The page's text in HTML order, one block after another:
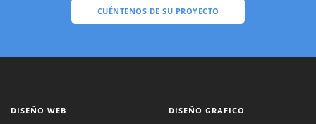
CUÉNTENOS DE SU PROYECTO
DISEÑO WEB DISEÑO GRAFICO